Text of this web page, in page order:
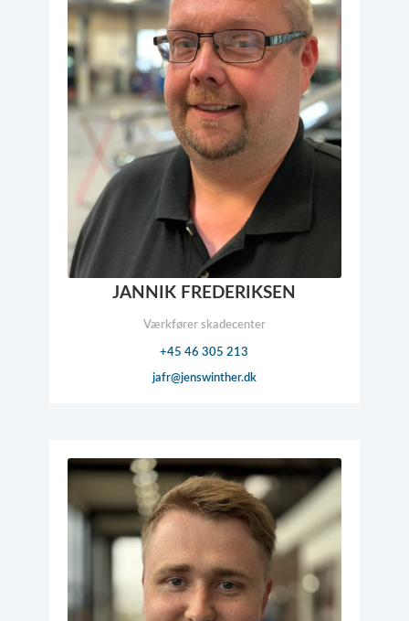
JANNIK FREDERIKSEN
Værkfører skadecenter
+45 46 305 213
jafr@​jenswinther.dk